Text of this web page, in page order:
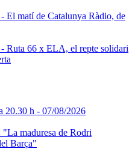
El matí de Catalunya Ràdio, de
Ruta 66 x ELA, el repte solidari
20.30 h - 07/08/2026
"La maduresa de Rodri
Barça"